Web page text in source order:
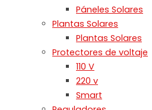
Páneles Solares
Plantas Solares
Plantas Solares
Protectores de voltaje
110 V
220 v
Smart